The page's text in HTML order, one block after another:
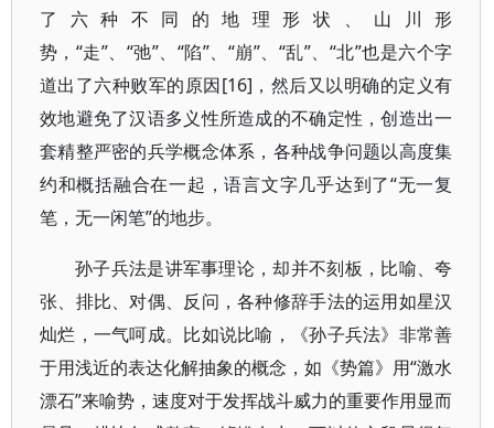
了六种不同的地理形状、山川形
势，“走”、“弛”、“陷”、“崩”、“乱”、“北”也是六个字
道出了六种败军的原因[16]，然后又以明确的定义有
效地避免了汉语多义性所造成的不确定性，创造出一
套精整严密的兵学概念体系，各种战争问题以高度集
约和概括融合在一起，语言文字几乎达到了“无一复
笔，无一闲笔”的地步。
孙子兵法是讲军事理论，却并不刻板，比喻、夸
张、排比、对偶、反问，各种修辞手法的运用如星汉
灿烂，一气呵成。比如说比喻，《孙子兵法》非常善
于用浅近的表达化解抽象的概念，如《势篇》用“激水
漂石”来喻势，速度对于发挥战斗威力的重要作用显而